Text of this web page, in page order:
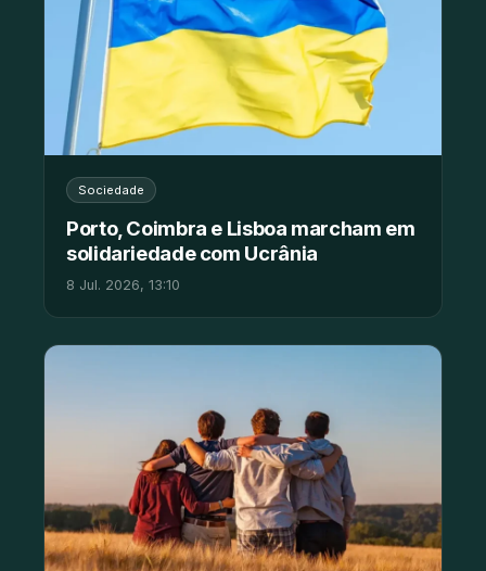
Sociedade
Porto, Coimbra e Lisboa marcham em
solidariedade com Ucrânia
8 Jul. 2026, 13:10